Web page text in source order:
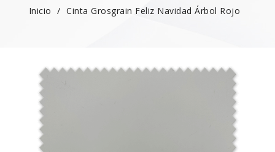
Inicio Cinta Grosgrain Feliz Navidad Árbol Rojo